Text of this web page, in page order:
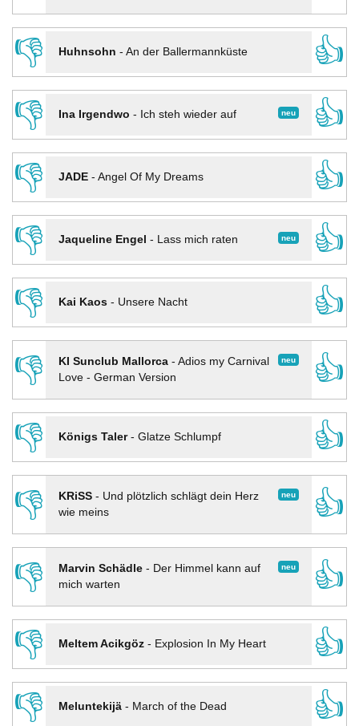
👎
Huhnsohn - An der Ballermannküste
👍
👎
neu
Ina Irgendwo - Ich steh wieder auf
👍
👎
JADE- Angel Of My Dreams
👍
👎
neu
Jaqueline Engel - Lass mich raten
👍
👎
Kai Kaos- Unsere Nacht
👍
👎
neu
KI Sunclub Mallorca- Adios my Carnival
Love - German Version
👍
👎
Königs Taler- Glatze Schlumpf
👍
👎
neu
KRiSS- Und plötzlich schlägt dein Herz
wie meins
👍
👎 neu
Marvin Schädle- Der Himmel kann auf
mich warten
👍
👎
Meltem Acikgöz- Explosion In My Heart
👍
👎
Meluntekijä- March of the Dead
👍